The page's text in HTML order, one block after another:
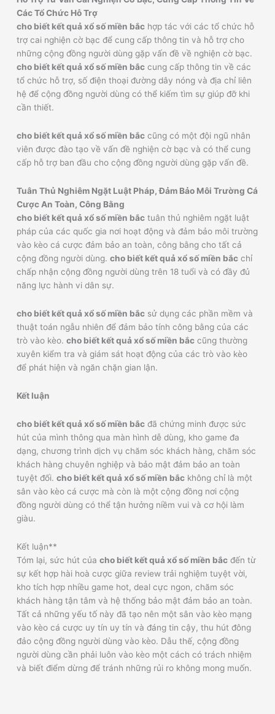
Các Tổ Chức Hỗ Trợ
cho biết kết quả xổ số miền bắc hợp tác với các tổ chức hỗ
trợ cai nghiện cờ bạc để cung cấp thông tin và hỗ trợ cho
những cộng đồng người dùng gặp vấn đề về nghiện cờ bạc.
cho biết kết quả xổ số miền bắc cung cấp thông tin về các
tổ chức hỗ trợ, số điện thoại đường dây nóng và địa chỉ liên
hệ để cộng đồng người dùng có thể kiếm tìm sự giúp đỡ khi
cần thiết.
cho biết kết quả xổ số miền bắc cũng có một đội ngũ nhân
viên được đào tạo về vấn đề nghiện cờ bạc và có thể cung
cấp hỗ trợ ban đầu cho cộng đồng người dùng gặp vấn đề.
Tuân Thủ Nghiêm Ngặt Luật Pháp, Đảm Bảo Môi Trường Cá
Cược An Toàn, Công Bằng
cho biết kết quả xổ số miền bắc tuân thủ nghiêm ngặt luật
pháp của các quốc gia nơi hoạt động và đảm bảo môi trường
vào kèo cá cược đảm bảo an toàn, công bằng cho tất cả
cộng đồng người dùng.cho biết kết quả xổ số miền bắc chỉ
chấp nhận cộng đồng người dùng trên 18 tuổi và có đầy đủ
năng lực hành vi dân sự.
cho biết kết quả xổ số miền bắc sử dụng các phần mềm và
thuật toán ngẫu nhiên để đảm bảo tính công bằng của các
trò vào kèo.cho biết kết quả xổ số miền bắc cũng thường
xuyên kiểm tra và giám sát hoạt động của các trò vào kèo
để phát hiện và ngăn chặn gian lận.
Kết luận
cho biết kết quả xổ số miền bắc đã chứng minh được sức
hút của mình thông qua màn hình dễ dùng, kho game đa
dạng, chương trình dịch vụ chăm sóc khách hàng, chăm sóc
khách hàng chuyên nghiệp và bảo mật đảm bảo an toàn
tuyệt đối.cho biết kết quả xổ số miền bắc không chỉ là một
sân vào kèo cá cược mà còn là một cộng đồng nơi cộng
đồng người dùng có thể tận hưởng niềm vui và cơ hội làm
giàu.
Kết luận**
Tóm lại, sức hút củacho biết kết quả xổ số miền bắc đến từ
sự kết hợp hài hoà cược giữa review trải nghiệm tuyệt vời,
kho tích hợp nhiều game hot, deal cực ngon, chăm sóc
khách hàng tận tâm và hệ thống bảo mật đảm bảo an toàn.
Tất cả những yếu tố này đã tạo nên một sân vào kèo mạng
vào kèo cá cược uy tín uy tín và đáng tin cậy, thu hút đông
đảo cộng đồng người dùng vào kèo. Dẫu thế, cộng đồng
người dùng cần phải luôn vào kèo một cách có trách nhiệm
và biết điểm dừng để tránh những rủi ro không mong muốn.